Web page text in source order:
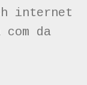
internet
da